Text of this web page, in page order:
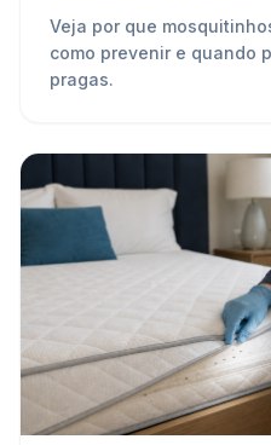
Veja por que
como prevenir e quando
pragas.